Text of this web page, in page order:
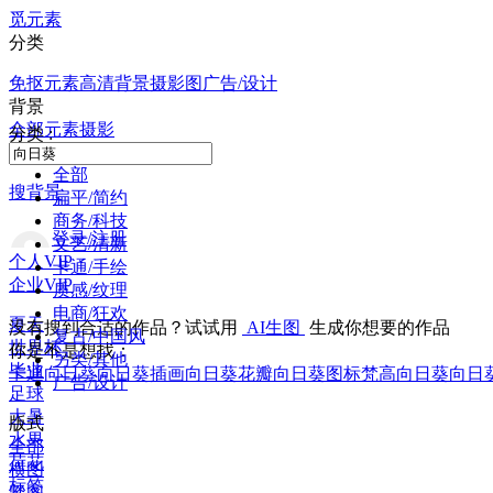
觅元素
分类
免抠元素高清背景摄影图 广告/设计
背景
全部元素摄影
搜背景
登录/注册
个人VIP
企业VIP
夏天
世界杯
毕业
足球
大暑
水果
荷花
标签
分类 :
全部
扁平/简约
商务/科技
文艺/清新
卡通/手绘
质感/纹理
电商/狂欢
复古/中国风
另类/其他
广告/设计
版式
全部
横图
没有搜到合适的作品？试试用 AI生图 生成你想要的作品
你是不是想找：
卡通向日葵向日葵插画向日葵花瓣向日葵图标梵高向日葵向日